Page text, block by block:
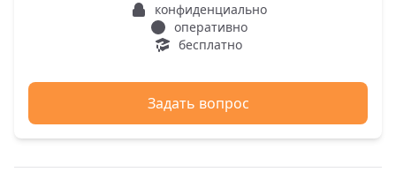
конфиденциально
оперативно
бесплатно
Задать вопрос